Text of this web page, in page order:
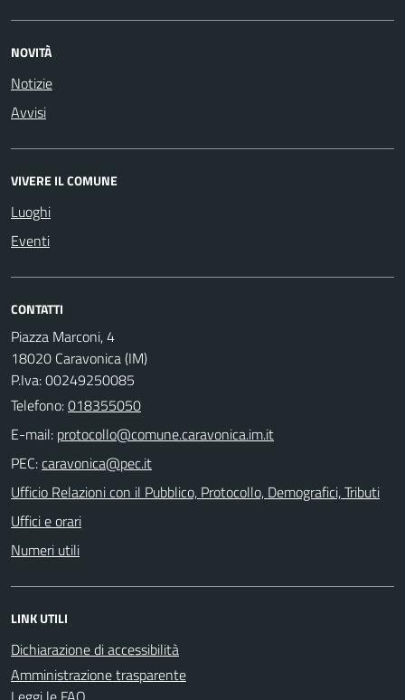
NOVITÀ
Notizie
Avvisi
VIVERE IL COMUNE
Luoghi
Eventi
CONTATTI
Piazza Marconi, 4
18020 Caravonica (IM)
P.Iva: 00249250085
Telefono:018355050
E-mail:
PEC:
Ufficio Relazioni con il Pubblico, Protocollo, Demografici, Tributi
Uffici e orari
Numeri utili
LINK UTILI
Dichiarazione di accessibilità
Amministrazione trasparente